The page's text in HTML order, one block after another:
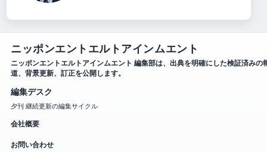
ニッポンエントエルトアインムエント
ニッポンエントエルトアインムエント 編集部は、出典を明確にした検証済みの
道、背景更新、訂正を公開します。
編集デスク
夕刊 継続更新の編集サイクル
会社概要
お問い合わせ